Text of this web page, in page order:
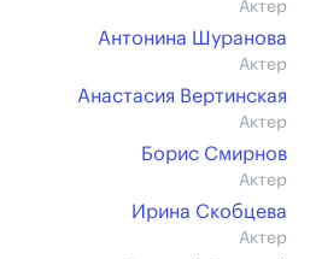
Актер
Антонина Шуранова
Актер
Анастасия Вертинская
Актер
Борис Смирнов
Актер
Ирина Скобцева
Актер